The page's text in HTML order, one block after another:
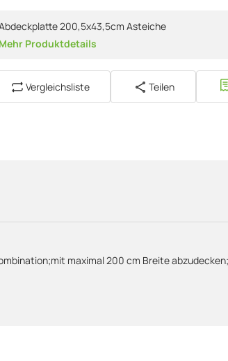
200,5x43,5cm Asteiche
Mehr Produktdetails
Vergleichsliste Teilen
maximal 200 cm Breite